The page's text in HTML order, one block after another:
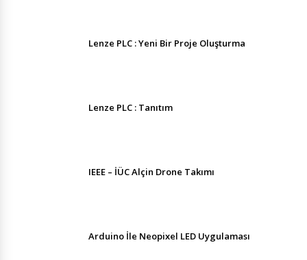
Lenze PLC : Yeni Bir Proje Oluşturma
Lenze PLC : Tanıtım
IEEE – İÜC Alçin Drone Takımı
Arduino İle Neopixel LED Uygulaması